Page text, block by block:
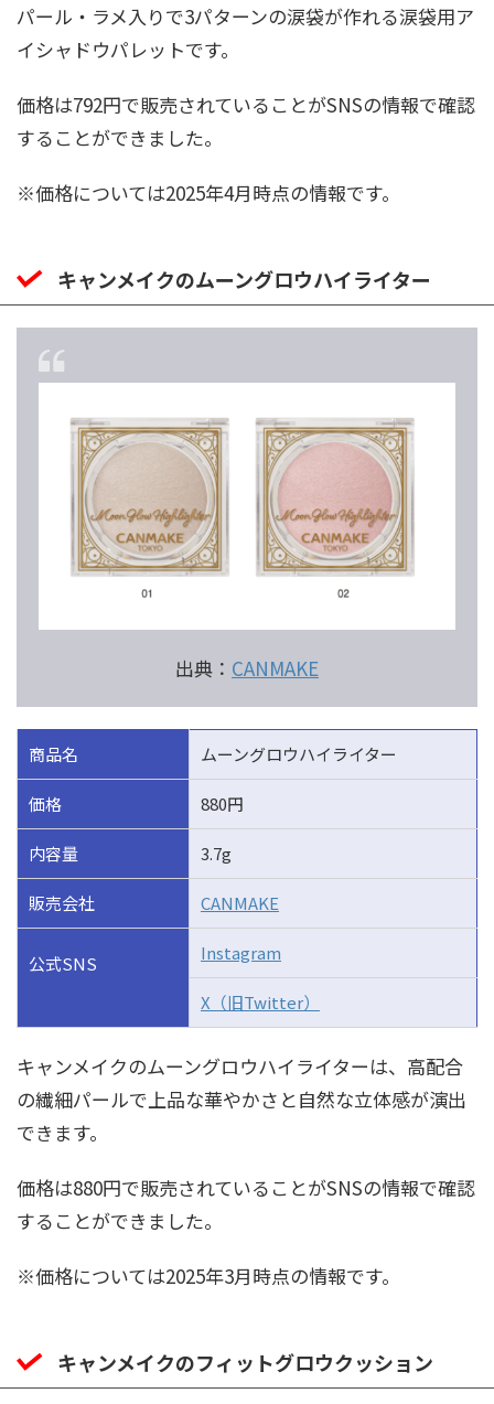
パール・ラメ入りで3パターンの涙袋が作れる涙袋用ア
イシャドウパレットです。
価格は792円で販売されていることがSNSの情報で確認
することができました。
※価格については2025年4月時点の情報です。
キャンメイクのムーングロウハイライター
出典： CANMAKE
商品名 ムーングロウハイライター
価格 880円
内容量 3.7g
販売会社 CANMAKE
公式SNS Instagram
X（旧Twitter）
キャンメイクのムーングロウハイライターは、高配合
の繊細パールで上品な華やかさと自然な立体感が演出
できます。
価格は880円で販売されていることがSNSの情報で確認
することができました。
※価格については2025年3月時点の情報です。
キャンメイクのフィットグロウクッション